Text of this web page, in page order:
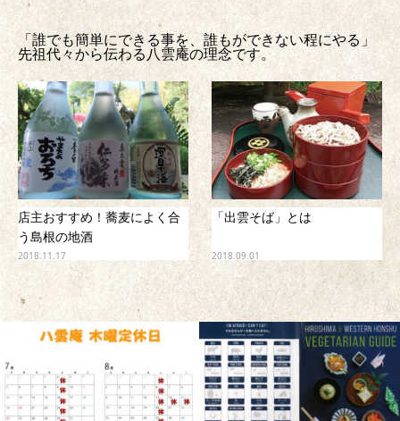
「誰でも簡単にできる事を、誰もができない程にやる」
先祖代々から伝わる八雲庵の理念です。
店主おすすめ！蕎麦によく合
う島根の地酒
2018.11.17
「出雲そば」とは
2018.09.01